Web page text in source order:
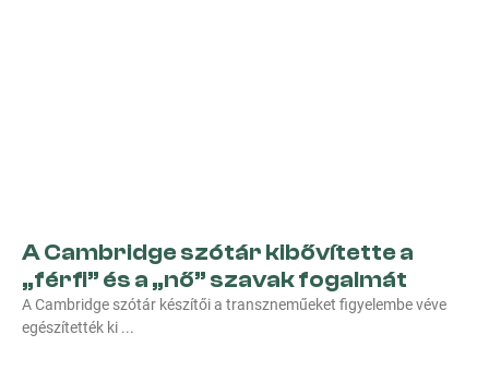
A Cambridge szótár kibővítette a
„férfi” és a „nő” szavak fogalmát
A Cambridge szótár készítői a transzneműeket figyelembe véve
egészítették ki